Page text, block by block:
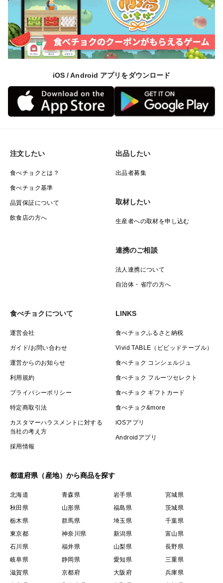
iOS / Android アプリをダウンロード
注文したい
食べチョクとは？
食べチョク基準
品質保証について
飲食店の方へ
出品したい
出品者募集
取材したい
生産者への取材を申し込む
連携のご相談
法人連携について
自治体・省庁の方へ
食べチョクについて
運営会社
ガイド/お問い合わせ
運営からのお知らせ
利用規約
プライバシーポリシー
特定商取引法
カスタマーハラスメントに対する
当社の考え方
採用情報
LINKS
食べチョクふるさと納税
Vivid TABLE（ビビッドテーブル）
食べチョク コンシェルジュ
食べチョク フルーツセレクト
食べチョク ギフトカード
食べチョク&more
iOSアプリ
Androidアプリ
都道府県（産地）から商品を探す
北海道 青森県 岩手県
宮城県
秋田県
山形県 福島県
茨城県
栃木県
群馬県 埼玉県
千葉県
東京都
神奈川県 新潟県
富山県
石川県
福井県 山梨県
長野県
岐阜県
静岡県 愛知県
三重県
滋賀県
京都府 大阪府
兵庫県